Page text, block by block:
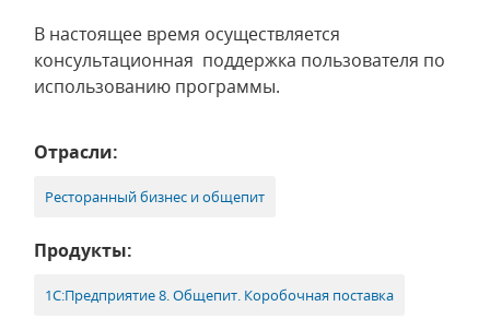
В настоящее время осуществляется
консультационная поддержка пользователя по
использованию программы.
Отрасли:
Ресторанный бизнес и общепит
Продукты:
1С:Предприятие 8. Общепит. Коробочная поставка